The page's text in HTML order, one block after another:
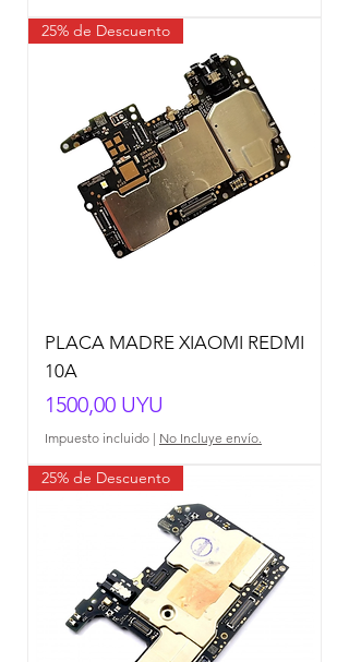
25% de Descuento
PLACA MADRE XIAOMI REDMI
10A
Precio
1500,00 UYU
Impuesto incluido | No Incluye envío.
25% de Descuento